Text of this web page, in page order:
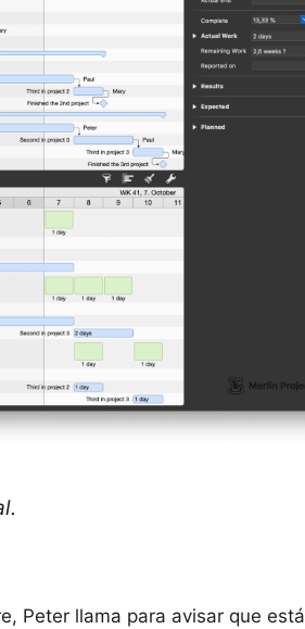
Peter llama para avisar que está